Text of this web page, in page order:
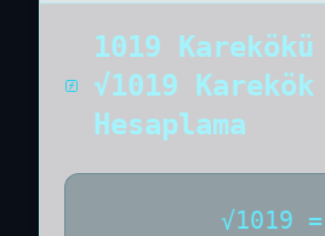
1019
√1019 Karekök
Hesaplama
√1019 =